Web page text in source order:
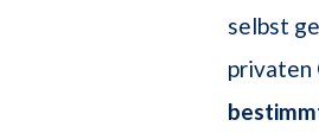
selbst
privaten